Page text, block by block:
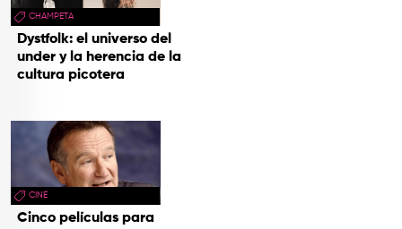
CHAMPETA
Dystfolk: el universo del
under y la herencia de la
cultura picotera
CINE
Cinco películas para